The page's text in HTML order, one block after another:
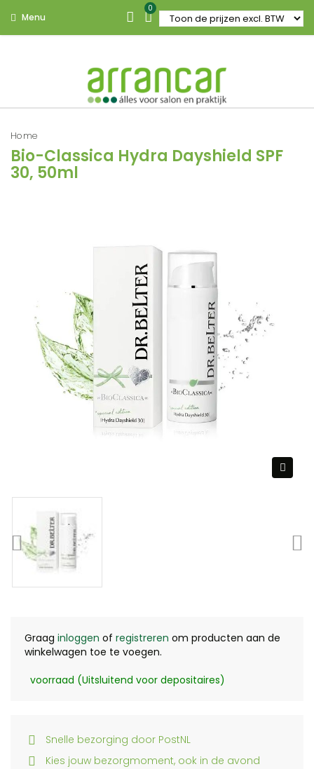
Menu
0
Home
Bio-Classica Hydra Dayshield SPF
30, 50ml
Graag inloggen of registreren om producten aan de
winkelwagen toe te voegen.
voorraad (Uitsluitend voor depositaires)
Snelle bezorging door PostNL
Kies jouw bezorgmoment, ook in de avond